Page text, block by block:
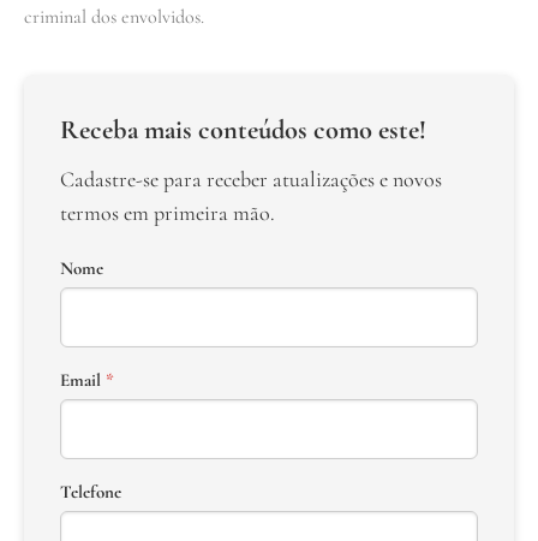
criminal dos envolvidos.
Receba mais conteúdos como este!
Cadastre-se para receber atualizações e novos
termos em primeira mão.
Nome
Email *
Telefone